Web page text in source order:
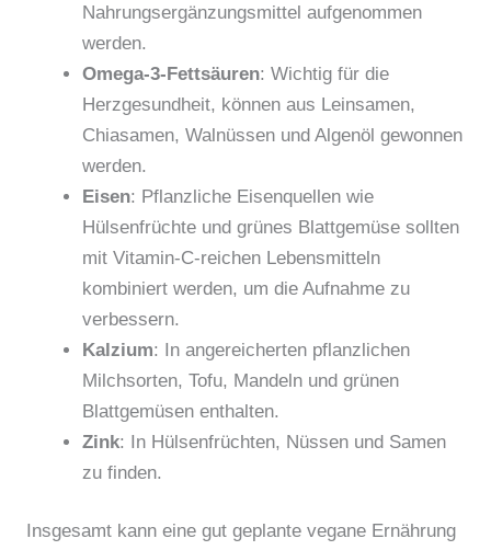
Nahrungsergänzungsmittel aufgenommen
werden.
Omega-3-Fettsäuren: Wichtig für die
Herzgesundheit, können aus Leinsamen,
Chiasamen, Walnüssen und Algenöl gewonnen
werden.
Eisen: Pflanzliche Eisenquellen wie
Hülsenfrüchte und grünes Blattgemüse sollten
mit Vitamin-C-reichen Lebensmitteln
kombiniert werden, um die Aufnahme zu
verbessern.
Kalzium: In angereicherten pflanzlichen
Milchsorten, Tofu, Mandeln und grünen
Blattgemüsen enthalten.
Zink: In Hülsenfrüchten, Nüssen und Samen
zu finden.
Insgesamt kann eine gut geplante vegane Ernährung